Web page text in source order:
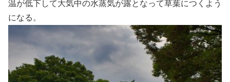
温が低下して大気中の水蒸気が露となって草葉につくよう
になる。